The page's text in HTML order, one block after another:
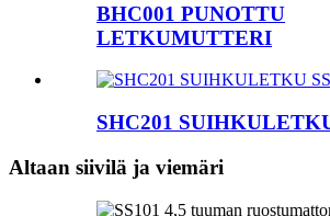
BHC001 PUNOTTU
LETKUMUTTERI
SHC201
Altaan siivilä ja viemäri